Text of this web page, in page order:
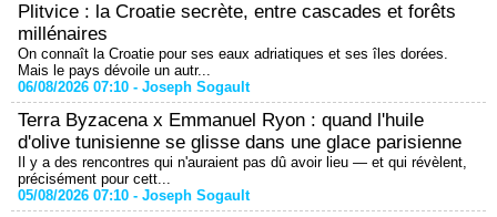
Plitvice : la Croatie secrète, entre cascades et forêts
millénaires
On connaît la Croatie pour ses eaux adriatiques et ses îles dorées.
Mais le pays dévoile un autr...
06/08/2026 07:10 - Joseph Sogault
Terra Byzacena x Emmanuel Ryon : quand l'huile
d'olive tunisienne se glisse dans une glace parisienne
Il y a des rencontres qui n'auraient pas dû avoir lieu — et qui révèlent,
précisément pour cett...
05/08/2026 07:10 - Joseph Sogault